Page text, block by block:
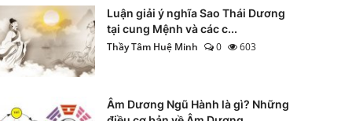
Luận giải ý nghĩa Sao Thái Dương
tại cung Mệnh và các c...
Thầy Tâm Huệ Minh
0 603
Âm Dương Ngũ Hành là gì? Những